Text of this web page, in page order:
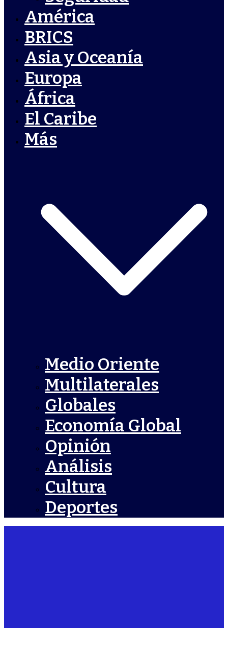
América
BRICS
Asia y Oceanía
Europa
África
El Caribe
Más
Medio Oriente
Multilaterales
Globales
Economía Global
Opinión
Análisis
Cultura
Deportes